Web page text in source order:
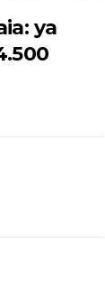
ya